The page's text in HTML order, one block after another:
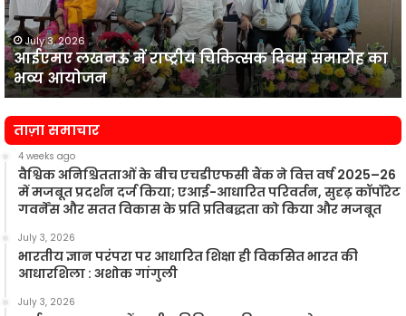
समारोह
का
भव्य
आयोजन
July 3, 2026
आईएमए लखनऊ में राष्ट्रीय चिकित्सक दिवस समारोह का
भव्य आयोजन
ताज़ा समाचार
4 weeks ago
वैश्विक अनिश्चितताओं के बीच एचडीएफसी बैंक ने वित्त वर्ष 2025–26
में मजबूत प्रदर्शन दर्ज किया; एआई-आधारित परिवर्तन, सुदृढ़ कॉर्पोरेट
गवर्नेंस और सतत विकास के प्रति प्रतिबद्धता को किया और मजबूत
July 3, 2026
भारतीय ज्ञान परंपरा पर आधारित शिक्षा ही विकसित भारत की
आधारशिला : अशोक गांगुली
July 3, 2026